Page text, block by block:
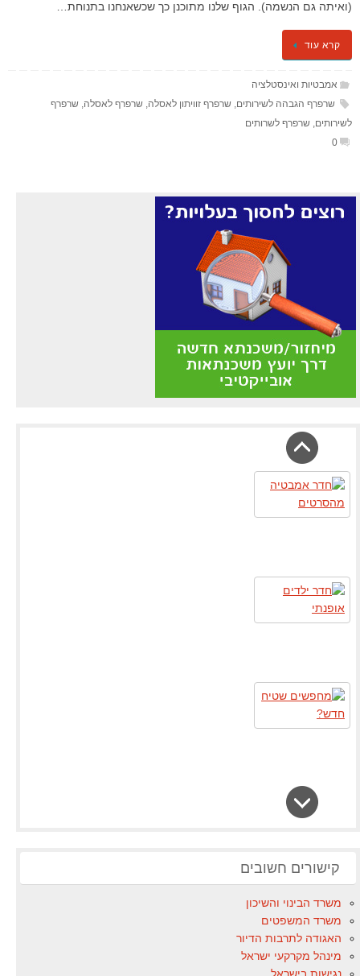
(ואיתה גם הנשמה). הגוף שלנו מתוכנן כך שכשאנחנו בתנוחת…
קרא עוד
אמבטיות ואינסטלציה
שרפרף הגבהה לשירותים שרפרף זוויתון לאסלה שרפרף לאסלה שרפרף
לשירותים שרפרף לשרותים
0
קישורים חשובים
משרד הבינוי והשיכון
משרד המשפטים
האגודה לתרבות הדיור
מינהל מקרקעי ישראל